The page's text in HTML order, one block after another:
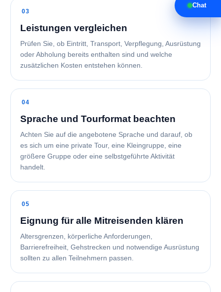
Leistungen vergleichen
Prüfen Sie, ob Eintritt, Transport, Verpflegung, Ausrüstung
oder Abholung bereits enthalten sind und welche
zusätzlichen Kosten entstehen können.
Sprache und Tourformat beachten
Achten Sie auf die angebotene Sprache und darauf, ob
es sich um eine private Tour, eine Kleingruppe, eine
größere Gruppe oder eine selbstgeführte Aktivität
handelt.
Eignung für alle Mitreisenden klären
Altersgrenzen, körperliche Anforderungen,
Barrierefreiheit, Gehstrecken und notwendige Ausrüstung
sollten zu allen Teilnehmern passen.
Chat